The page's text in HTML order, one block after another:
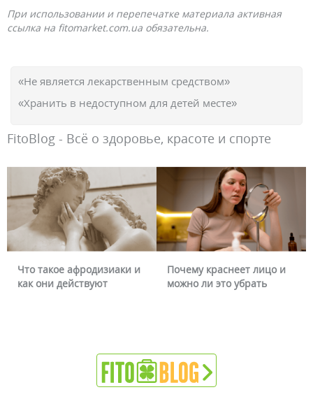
При использовании и перепечатке материала активная
ссылка на fitomarket.com.ua обязательна.
«Не является лекарственным средством»
«Хранить в недоступном для детей месте»
FitoBlog - Всё о здоровье, красоте и спорте
Что такое афродизиаки и
как они действуют
Почему краснеет лицо и
можно ли это убрать